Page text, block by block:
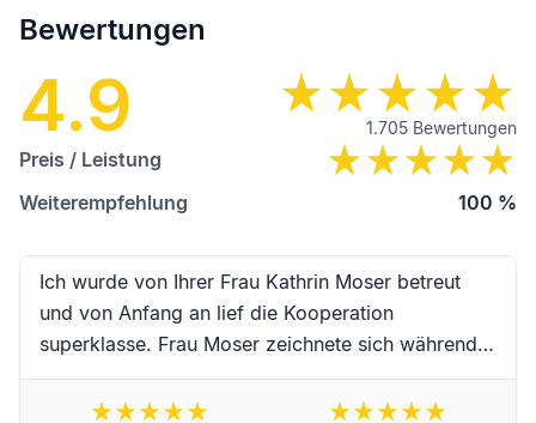
Bewertungen
4.9 1.705 Bewertungen
Preis / Leistung
Weiterempfehlung
100 %
Ich wurde von Ihrer Frau Kathrin Moser betreut
und von Anfang an lief die Kooperation
superklasse. Frau Moser zeichnete sich während
der Begleitung durch hervorragende Kompetenz,
erstklassige Zuverlässigkeit, Schnelligkeit und